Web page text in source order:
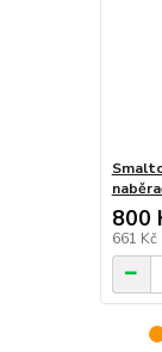
800
661 Kč